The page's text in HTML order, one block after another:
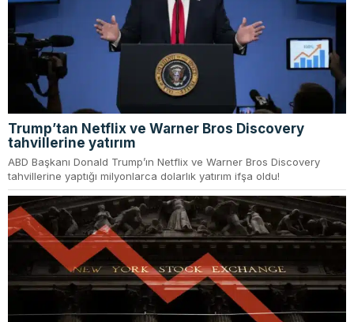
Trump’tan Netflix ve Warner Bros Discovery
tahvillerine yatırım
ABD Başkanı Donald Trump’ın Netflix ve Warner Bros Discovery
tahvillerine yaptığı milyonlarca dolarlık yatırım ifşa oldu!